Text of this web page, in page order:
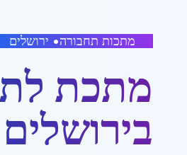
מתכות תחבורה• ירושלים
מתכת
בירושלים